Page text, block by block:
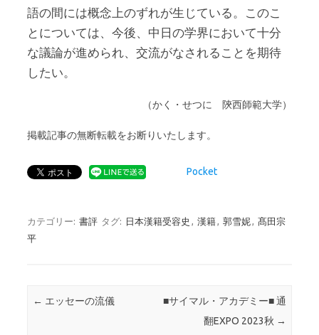
語の間には概念上のずれが生じている。このこ
とについては、今後、中日の学界において十分
な議論が進められ、交流がなされることを期待
したい。
（かく・せつに 陝西師範大学）
掲載記事の無断転載をお断りいたします。
Pocket
カテゴリー: 書評 タグ: 日本漢籍受容史 漢籍 郭雪妮
髙田宗
平
投稿ナビゲーション
← エッセーの流儀
■サイマル・アカデミー■ 通
翻EXPO 2023秋 →